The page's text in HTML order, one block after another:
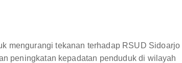
mengurangi tekanan terhadap RSUD Sidoarjo
peningkatan kepadatan penduduk di wilayah